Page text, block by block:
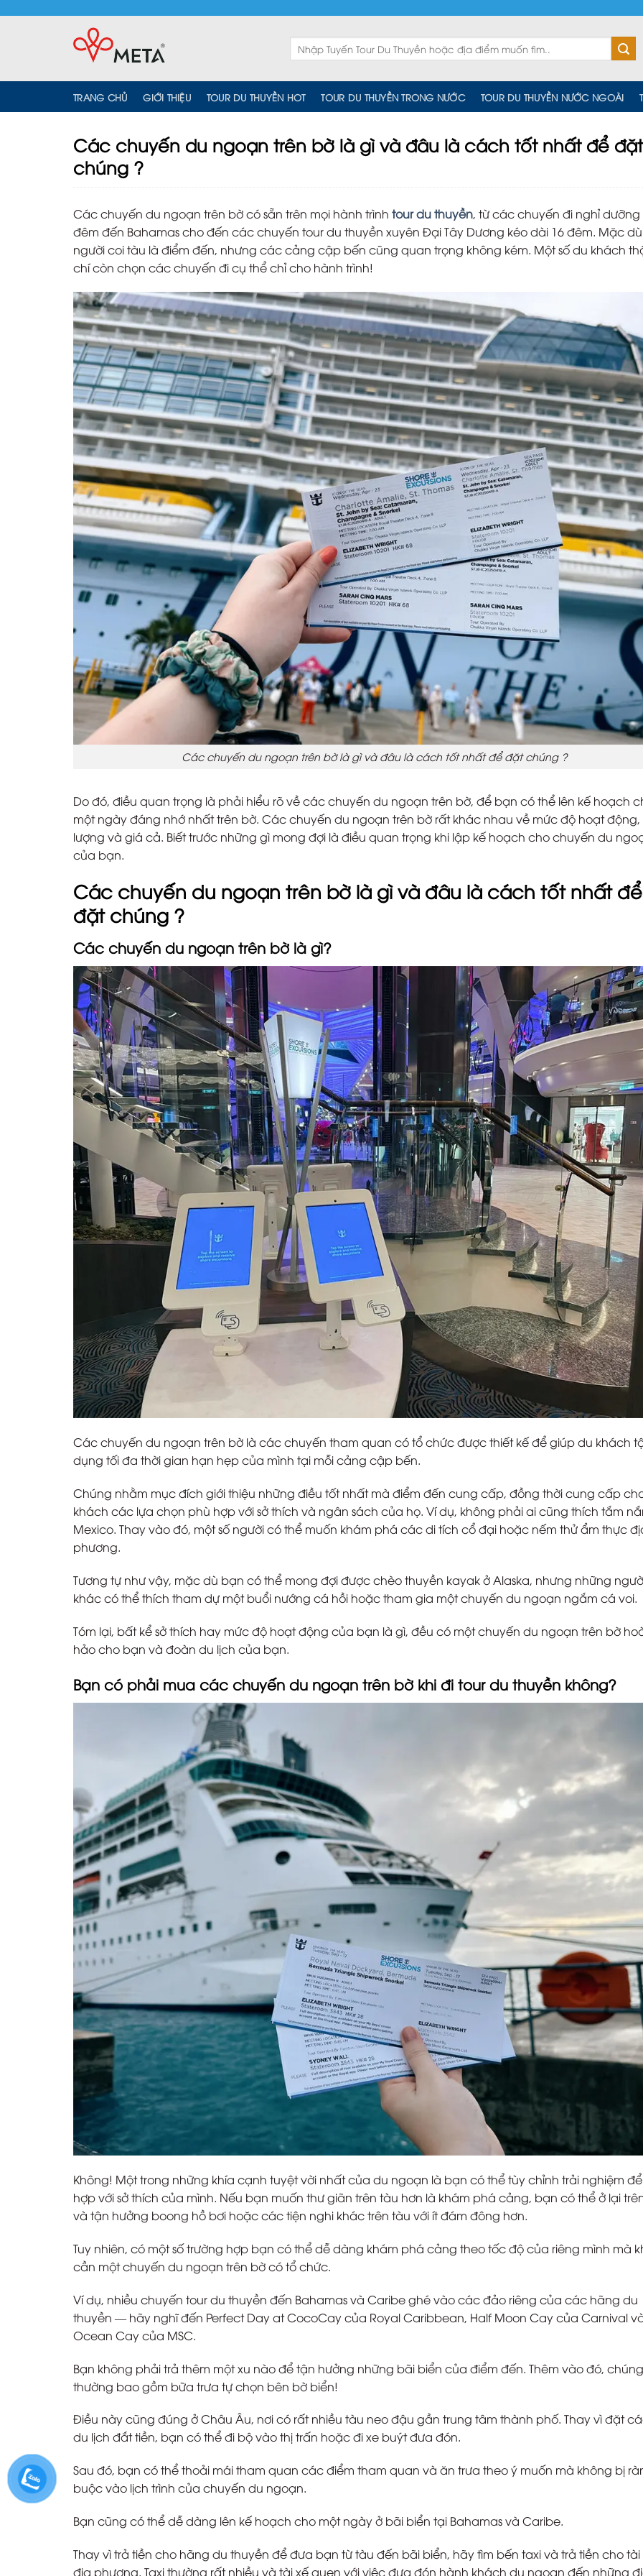
kiếm:
TRANG CHỦ GIỚI THIỆU TOUR DU THUYỀN HOT TOUR DU THUYỀN TRONG NƯỚC TOUR DU THUYỀN NƯỚC NGOÀI
Các chuyến du ngoạn trên bờ là gì và đâu là cách tốt nhất để đặt
chúng ?
Các chuyến du ngoạn trên bờ có sẵn trên mọi hành trình tour du thuyền, từ các chuyến đi nghỉ dưỡng
đêm đến Bahamas cho đến các chuyến tour du thuyền xuyên Đại Tây Dương kéo dài 16 đêm. Mặc
người coi tàu là điểm đến, nhưng các cảng cập bến cũng quan trọng không kém. Một số du khách
chí còn chọn các chuyến đi cụ thể chỉ cho hành trình!
Các chuyến du ngoạn trên bờ là gì và đâu là cách tốt nhất để đặt chúng ?
Do đó, điều quan trọng là phải hiểu rõ về các chuyến du ngoạn trên bờ, để bạn có thể lên kế hoạch
một ngày đáng nhớ nhất trên bờ. Các chuyến du ngoạn trên bờ rất khác nhau về mức độ hoạt động,
lượng và giá cả. Biết trước những gì mong đợi là điều quan trọng khi lập kế hoạch cho chuyến du
của bạn.
Các chuyến du ngoạn trên bờ là gì và đâu là cách tốt nhất để
đặt chúng ?
Các chuyến du ngoạn trên bờ là gì?
Các chuyến du ngoạn trên bờ là các chuyến tham quan có tổ chức được thiết kế để giúp du khách
dụng tối đa thời gian hạn hẹp của mình tại mỗi cảng cập bến.
Chúng nhằm mục đích giới thiệu những điều tốt nhất mà điểm đến cung cấp, đồng thời cung cấp
khách các lựa chọn phù hợp với sở thích và ngân sách của họ. Ví dụ, không phải ai cũng thích tắm
Mexico. Thay vào đó, một số người có thể muốn khám phá các di tích cổ đại hoặc nếm thử ẩm thực
phương.
Tương tự như vậy, mặc dù bạn có thể mong đợi được chèo thuyền kayak ở Alaska, nhưng những
khác có thể thích tham dự một buổi nướng cá hồi hoặc tham gia một chuyến du ngoạn ngắm cá voi.
Tóm lại, bất kể sở thích hay mức độ hoạt động của bạn là gì, đều có một chuyến du ngoạn trên bờ
hảo cho bạn và đoàn du lịch của bạn.
Bạn có phải mua các chuyến du ngoạn trên bờ khi đi tour du thuyền không?
Không! Một trong những khía cạnh tuyệt vời nhất của du ngoạn là bạn có thể tùy chỉnh trải nghiệm
hợp với sở thích của mình. Nếu bạn muốn thư giãn trên tàu hơn là khám phá cảng, bạn có thể ở lại
và tận hưởng boong hồ bơi hoặc các tiện nghi khác trên tàu với ít đám đông hơn.
Tuy nhiên, có một số trường hợp bạn có thể dễ dàng khám phá cảng theo tốc độ của riêng mình mà
cần một chuyến du ngoạn trên bờ có tổ chức.
Ví dụ, nhiều chuyến tour du thuyền đến Bahamas và Caribe ghé vào các đảo riêng của các hãng du
thuyền — hãy nghĩ đến Perfect Day at CocoCay của Royal Caribbean, Half Moon Cay của Carnival
Ocean Cay của MSC.
Bạn không phải trả thêm một xu nào để tận hưởng những bãi biển của điểm đến. Thêm vào đó, chúng
thường bao gồm bữa trưa tự chọn bên bờ biển!
Điều này cũng đúng ở Châu Âu, nơi có rất nhiều tàu neo đậu gần trung tâm thành phố. Thay vì đặt
du lịch đắt tiền, bạn có thể đi bộ vào thị trấn hoặc đi xe buýt đưa đón.
Sau đó, bạn có thể thoải mái tham quan các điểm tham quan và ăn trưa theo ý muốn mà không bị
buộc vào lịch trình của chuyến du ngoạn.
Bạn cũng có thể dễ dàng lên kế hoạch cho một ngày ở bãi biển tại Bahamas và Caribe.
Thay vì trả tiền cho hãng du thuyền để đưa bạn từ tàu đến bãi biển, hãy tìm bến taxi và trả tiền cho tài
địa phương. Taxi thường rất nhiều và tài xế quen với việc đưa đón hành khách du ngoạn đến những